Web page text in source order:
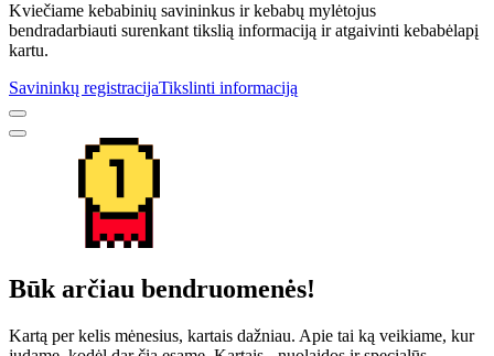
Kviečiame kebabinių savininkus ir kebabų mylėtojus
bendradarbiauti surenkant tikslią informaciją ir atgaivinti kebabėlapį
kartu.
Savininkų registracijaTikslinti informaciją
Būk arčiau bendruomenės!
Kartą per kelis mėnesius, kartais dažniau. Apie tai ką veikiame, kur